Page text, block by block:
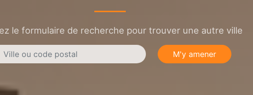
le formulaire de recherche pour trouver une autre ville
M'y amener